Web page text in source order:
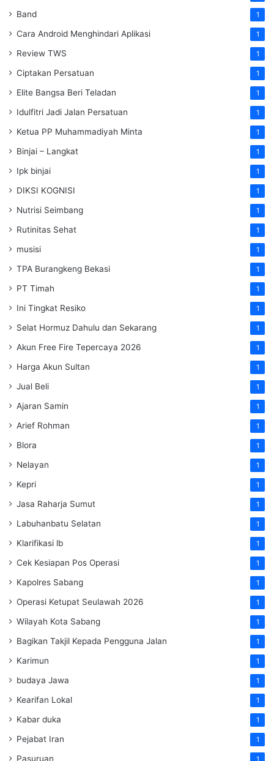
Band 1
Cara Android Menghindari Aplikasi 1
Review TWS 1
Ciptakan Persatuan 1
Elite Bangsa Beri Teladan 1
Idulfitri Jadi Jalan Persatuan 1
Ketua PP Muhammadiyah Minta 1
Binjai – Langkat 1
Ipk binjai 1
DIKSI KOGNISI 1
Nutrisi Seimbang 1
Rutinitas Sehat 1
musisi 1
TPA Burangkeng Bekasi 1
PT Timah 1
Ini Tingkat Resiko 1
Selat Hormuz Dahulu dan Sekarang 1
Akun Free Fire Tepercaya 2026 1
Harga Akun Sultan 1
Jual Beli 1
Ajaran Samin 1
Arief Rohman 1
Blora 1
Nelayan 1
Kepri 1
Jasa Raharja Sumut 1
Labuhanbatu Selatan 1
Klarifikasi lb 1
Cek Kesiapan Pos Operasi 1
Kapolres Sabang 1
Operasi Ketupat Seulawah 2026 1
Wilayah Kota Sabang 1
Bagikan Takjil Kepada Pengguna Jalan 1
Karimun 1
budaya Jawa 1
Kearifan Lokal 1
Kabar duka 1
Pejabat Iran 1
Pasuruan 1